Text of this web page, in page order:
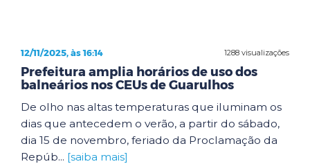
1288 visualizações
12/11/2025, às 16:14
Prefeitura amplia horários de uso dos
balneários nos CEUs de Guarulhos
De olho nas altas temperaturas que iluminam os
dias que antecedem o verão, a partir do sábado,
dia 15 de novembro, feriado da Proclamação da
Repúb... [saiba mais]